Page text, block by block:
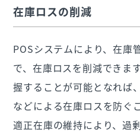
在庫ロスの削減
POSシステムにより、在庫
で、在庫ロスを削減できま
握することが可能となれば
などによる在庫ロスを防ぐ
適正在庫の維持により、過